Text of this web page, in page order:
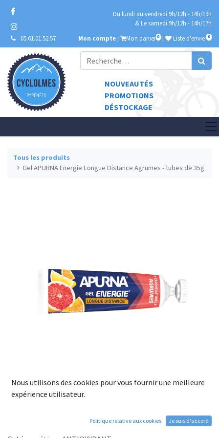
Du lundi au vendredi 9h/12h - 14h/19h
& Le samedi 9h/12h - 14h/17h
05.61.01.52.57
Mon compte | Mon panier 0 | Liste d'envie 0
NOUVEAUTÉS
PROMOTIONS
DÉSTOCKAGE
Tous les produits
Gel APURNA Energie Longue Distance Agrumes - tubes de 35g
Distance Agrumes - tubes de 35g
Nous utilisons des cookies pour vous fournir une meilleure
expérience utilisateur.
Politique relative aux cookies Je suis d'accord